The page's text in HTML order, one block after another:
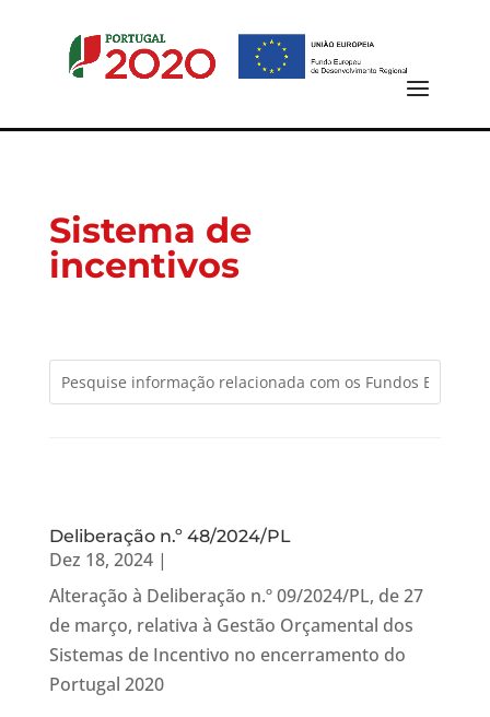
Sistema de
incentivos
Deliberação n.º 48/2024/PL
Dez 18, 2024|
Alteração à Deliberação n.º 09/2024/PL, de 27
de março, relativa à Gestão Orçamental dos
Sistemas de Incentivo no encerramento do
Portugal 2020